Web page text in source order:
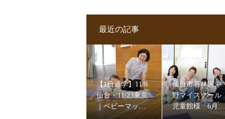
最近の記事
【1日通学】11/8
仙台・11/23東京
｜ベビーマッサ
ージ＆ママヨガ
仙台市若林区沖
野マイスクール
児童館様「6月ベ
ビーマッサージ